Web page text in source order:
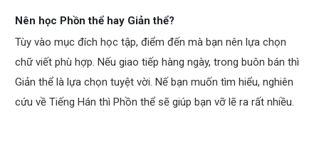
Nên học Phồn thể hay Giản thể?
Tùy vào mục đích học tập, điểm đến mà bạn nên lựa chọn
chữ viết phù hợp. Nếu giao tiếp hàng ngày, trong buôn bán thì
Giản thể là lựa chọn tuyệt vời. Nế bạn muốn tìm hiểu, nghiên
cứu về Tiếng Hán thì Phồn thể sẽ giúp bạn vỡ lẽ ra rất nhiều.